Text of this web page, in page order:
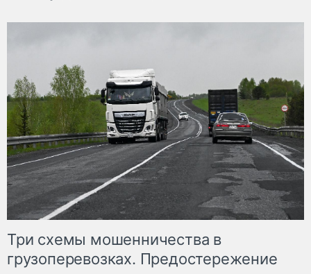
Три схемы мошенничества в
грузоперевозках. Предостережение